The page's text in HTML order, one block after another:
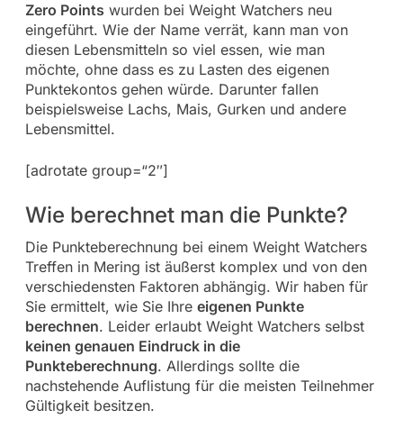
Zero Points wurden bei Weight Watchers neu
eingeführt. Wie der Name verrät, kann man von
diesen Lebensmitteln so viel essen, wie man
möchte, ohne dass es zu Lasten des eigenen
Punktekontos gehen würde. Darunter fallen
beispielsweise Lachs, Mais, Gurken und andere
Lebensmittel.
[adrotate group=“2″]
Wie berechnet man die Punkte?
Die Punkteberechnung bei einem Weight Watchers
Treffen in Mering ist äußerst komplex und von den
verschiedensten Faktoren abhängig. Wir haben für
Sie ermittelt, wie Sie Ihre eigenen Punkte
berechnen. Leider erlaubt Weight Watchers selbst
keinen genauen Eindruck in die
Punkteberechnung. Allerdings sollte die
nachstehende Auflistung für die meisten Teilnehmer
Gültigkeit besitzen.